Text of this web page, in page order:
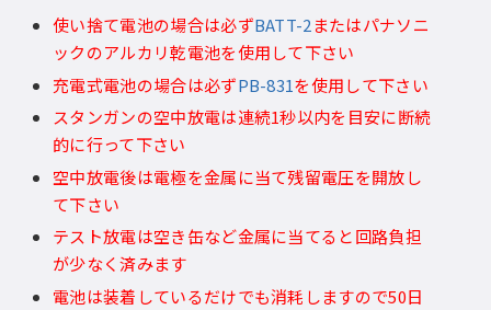
使い捨て電池の場合は必ずBATT-2またはパナソニ
ックのアルカリ乾電池を使用して下さい
充電式電池の場合は必ずPB-831を使用して下さい
スタンガンの空中放電は連続1秒以内を目安に断続
的に行って下さい
空中放電後は電極を金属に当て残留電圧を開放し
て下さい
テスト放電は空き缶など金属に当てると回路負担
が少なく済みます
電池は装着しているだけでも消耗しますので50日